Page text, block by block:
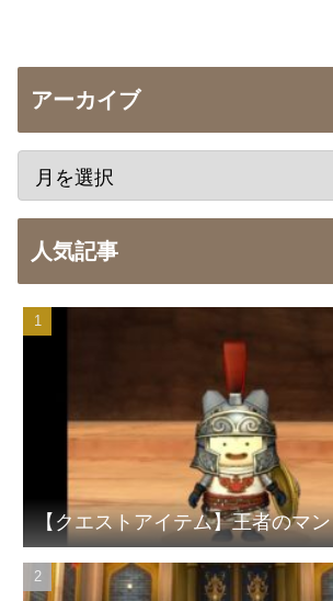
アーカイブ
人気記事
【クエストアイテム】王者のマ